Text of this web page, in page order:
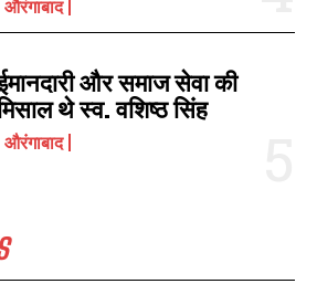
I WANT IN
thePrivacy Policy.
औरंगाबाद
और समाज सेवा की
थे स्व. वशिष्ठ सिंह
औरंगाबाद